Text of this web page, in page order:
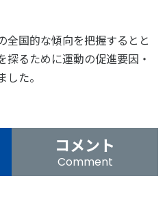
情報保護方針
© 2020
づくり
ィブなまちづくり
国的な傾向を把握するとと
るために運動の促進要因・
た。
コメント
Comment